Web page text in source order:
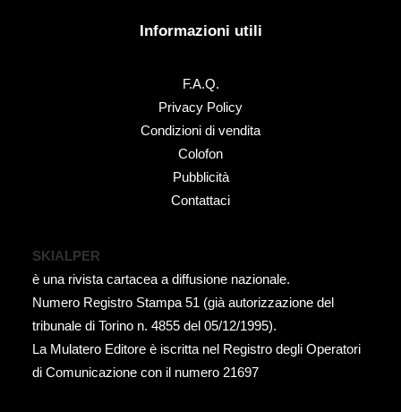
Informazioni utili
F.A.Q.
Privacy Policy
Condizioni di vendita
Colofon
Pubblicità
Contattaci
SKIALPER
è una rivista cartacea a diffusione nazionale.
Numero Registro Stampa 51 (già autorizzazione del
tribunale di Torino n. 4855 del 05/12/1995).
La Mulatero Editore è iscritta nel Registro degli Operatori
di Comunicazione con il numero 21697